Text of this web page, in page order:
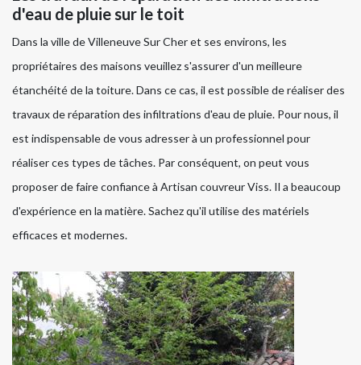
d'eau de pluie sur le toit
Dans la ville de Villeneuve Sur Cher et ses environs, les
propriétaires des maisons veuillez s'assurer d'un meilleure
étanchéité de la toiture. Dans ce cas, il est possible de réaliser des
travaux de réparation des infiltrations d'eau de pluie. Pour nous, il
est indispensable de vous adresser à un professionnel pour
réaliser ces types de tâches. Par conséquent, on peut vous
proposer de faire confiance à Artisan couvreur Viss. Il a beaucoup
d'expérience en la matière. Sachez qu'il utilise des matériels
efficaces et modernes.